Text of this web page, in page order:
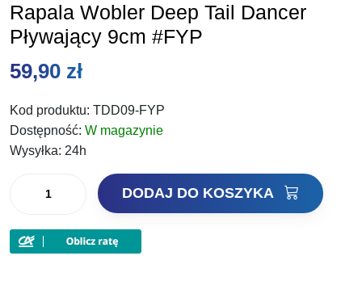
Rapala Wobler Deep Tail Dancer
Pływający 9cm #FYP
59,90 zł
Kod produktu: TDD09-FYP
Dostępność: W magazynie
Wysyłka: 24h
Rapala
Deep
DODAJ DO KOSZYKA